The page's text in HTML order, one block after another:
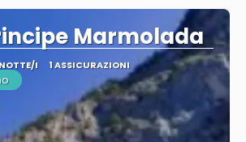
Marmolada
I 1 ASSICURAZIONI